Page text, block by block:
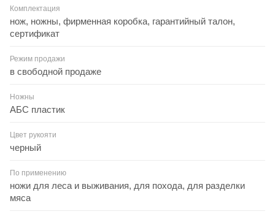
Комплектация
нож, ножны, фирменная коробка, гарантийный талон,
сертификат
Режим продажи
в свободной продаже
Ножны
АБС пластик
Цвет рукояти
черный
По применению
ножи для леса и выживания, для похода, для разделки
мяса